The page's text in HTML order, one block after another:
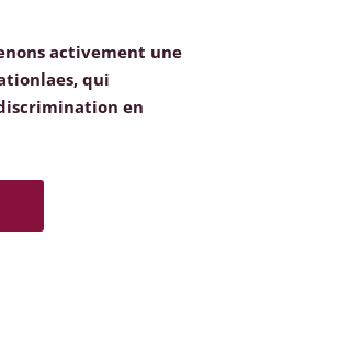
activement une
qui
en